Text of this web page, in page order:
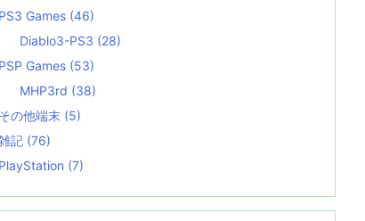
PS3 Games (46)
Diablo3-PS3 (28)
PSP Games (53)
MHP3rd (38)
その他端末 (5)
記 (76)
PlayStation (7)